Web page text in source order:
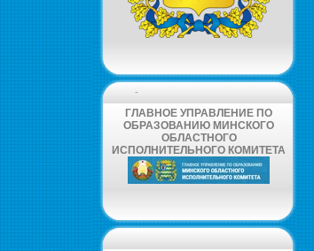
-
ГЛАВНОЕ УПРАВЛЕНИЕ ПО
ОБРАЗОВАНИЮ МИНСКОГО
ОБЛАСТНОГО
ИСПОЛНИТЕЛЬНОГО КОМИТЕТА